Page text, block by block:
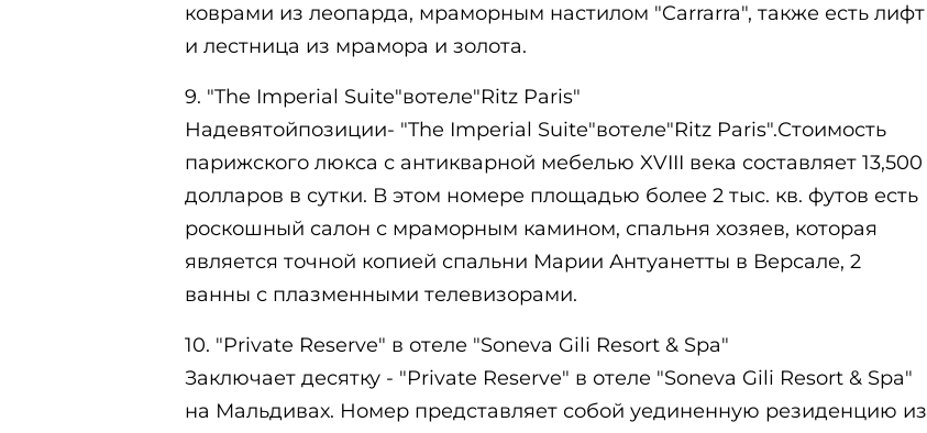
коврами из леопарда, мраморным настилом "Carrarra", также есть лифт
и лестница из мрамора и золота.
9. "The Imperial Suite"вотеле"Ritz Paris"
Надевятойпозиции- "The Imperial Suite"вотеле"Ritz Paris".Стоимость
парижского люкса с антикварной мебелью XVIII века составляет 13,500
долларов в сутки. В этом номере площадью более 2 тыс. кв. футов есть
роскошный салон с мраморным камином, спальня хозяев, которая
является точной копией спальни Марии Антуанетты в Версале, 2
ванны с плазменными телевизорами.
10. "Private Reserve" в отеле "Soneva Gili Resort & Spa"
Заключает десятку - "Private Reserve" в отеле "Soneva Gili Resort & Spa"
на Мальдивах. Номер представляет собой уединенную резиденцию из